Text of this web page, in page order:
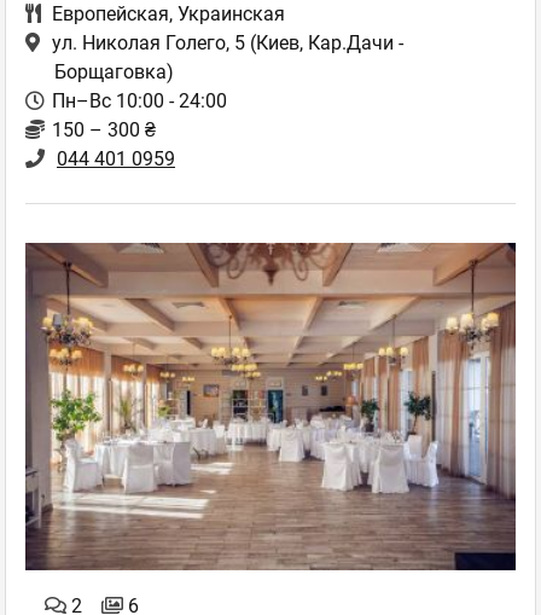
Европейская, Украинская
ул. Николая Голего, 5 (Киев, Кар.Дачи -
Борщаговка)
Пн–Вс 10:00 - 24:00
150 – 300 ₴
044 401 0959
2 6